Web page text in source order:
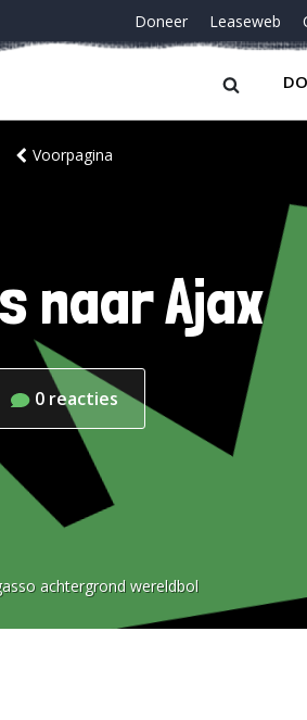
Doneer Leaseweb
Voorpagina
naar Ajax
0 reacties
achtergrond wereldbol